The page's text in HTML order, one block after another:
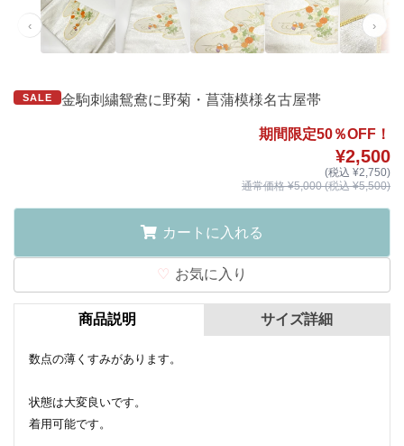
‹ ›
SALE 金駒刺繍鴛鴦に野菊・菖蒲模様名古屋帯
期間限定50％OFF！
¥2,500
(税込 ¥2,750)
通常価格 ¥5,000 (税込 ¥5,500)
カートに入れる
お気に入り
商品説明
数点の薄くすみがあります。
状態は大変良いです。
着用可能です。
サイズ詳細